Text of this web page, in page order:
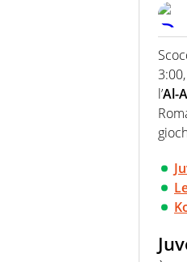
l’Al-